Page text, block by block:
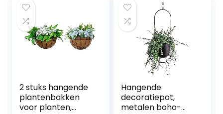
2 stuks hangende
plantenbakken
voor planten,
Hangende
decoratiepot,
metalen boho-